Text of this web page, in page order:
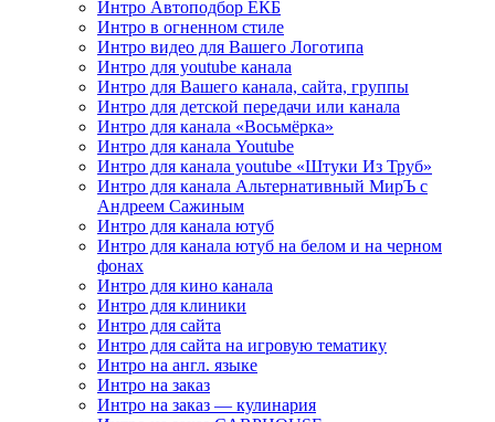
Интро Автоподбор ЕКБ
Интро в огненном стиле
Интро видео для Вашего Логотипа
Интро для youtube канала
Интро для Вашего канала, сайта, группы
Интро для детской передачи или канала
Интро для канала «Восьмёрка»
Интро для канала Youtube
Интро для канала youtube «Штуки Из Труб»
Интро для канала Альтернативный МирЪ с
Андреем Сажиным
Интро для канала ютуб
Интро для канала ютуб на белом и на черном
фонах
Интро для кино канала
Интро для клиники
Интро для сайта
Интро для сайта на игровую тематику
Интро на англ. языке
Интро на заказ
Интро на заказ — кулинария